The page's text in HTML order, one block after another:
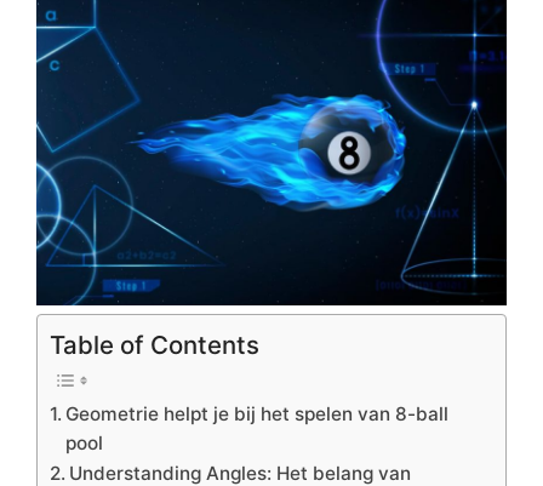
Table of Contents
Geometrie helpt je bij het spelen van 8-ball
pool
Understanding Angles: Het belang van